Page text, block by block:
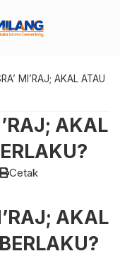
MI’RAJ; AKAL ATAU
AKAL
Cetak
AKAL